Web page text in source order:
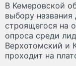
В Кемеровской
выбору
строящегося на
опроса среди
Верхотомский и
проходит на